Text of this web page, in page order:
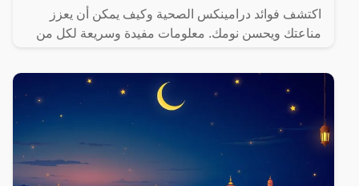
اكتشف فوائد درامينكس الصحية وكيف يمكن أن يعزز
مناعتك ويحسن نومك. معلومات مفيدة وسريعة لكل من